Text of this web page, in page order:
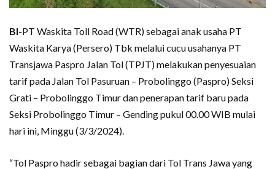
BI-PT Waskita Toll Road (WTR) sebagai anak usaha PT
Waskita Karya (Persero) Tbk melalui cucu usahanya PT
Transjawa Paspro Jalan Tol (TPJT) melakukan penyesuaian
tarif pada Jalan Tol Pasuruan – Probolinggo (Paspro) Seksi
Grati – Probolinggo Timur dan penerapan tarif baru pada
Seksi Probolinggo Timur – Gending pukul 00.00 WIB mulai
hari ini, Minggu (3/3/2024).
“Tol Paspro hadir sebagai bagian dari Tol Trans Jawa yang